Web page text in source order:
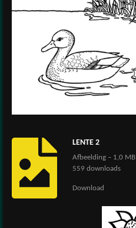
LENTE 2
Afbeelding – 1,0 MB
559 downloads
Download